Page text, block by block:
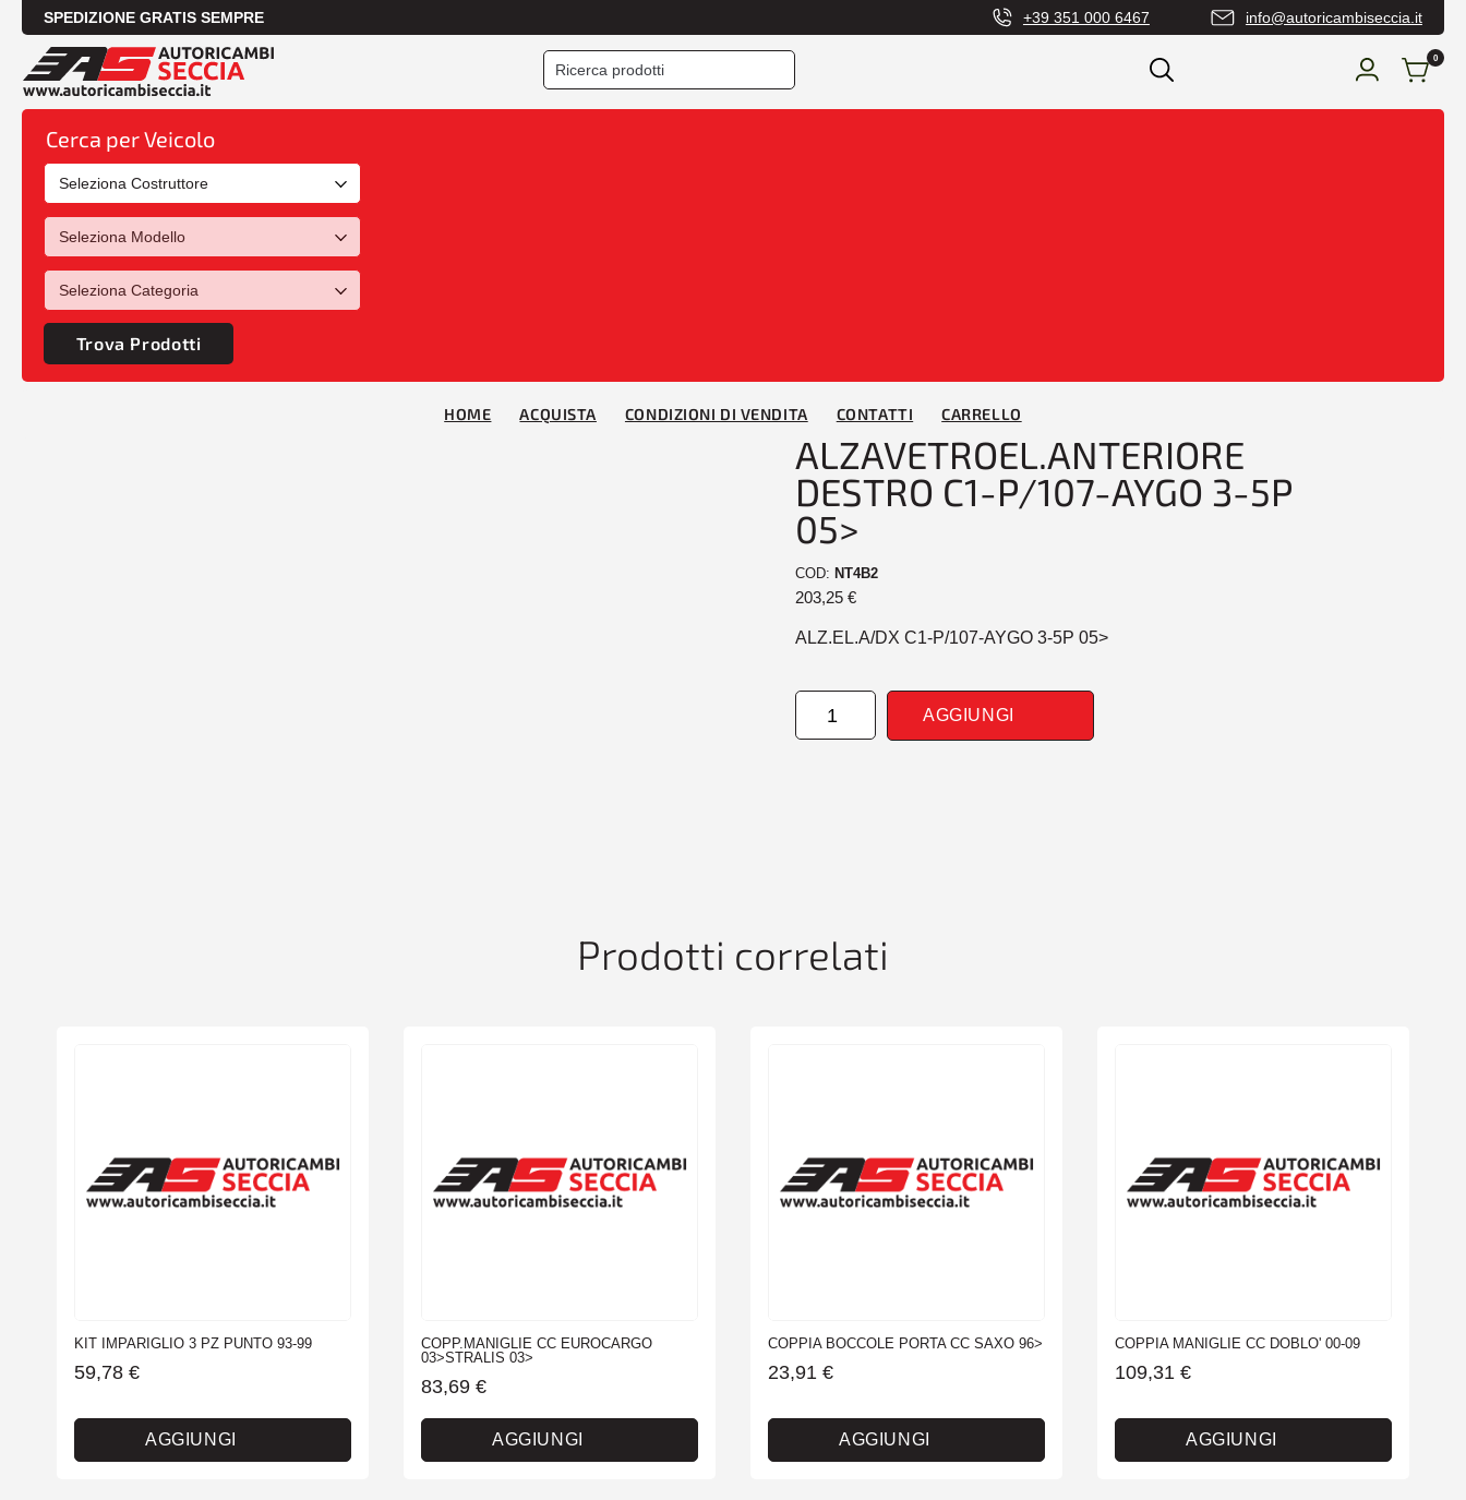
SPEDIZIONE GRATIS SEMPRE +39 351 000 6467 info@autoricambiseccia.it
0
Cerca per Veicolo
Trova Prodotti
HOME ACQUISTA CONDIZIONI DI VENDITA CONTATTI CARRELLO
3-5P 05>
ALZAVETROEL.ANTERIORE
DESTRO C1-P/107-AYGO 3-5P
05>
COD: NT4B2
203,25 €
ALZ.EL.A/DX C1-P/107-AYGO 3-5P 05>
ALZAVETROEL.ANTERIORE
DESTRO
AGGIUNGI
Prodotti correlati
KIT IMPARIGLIO 3 PZ PUNTO 93-99
59,78 €
AGGIUNGI
COPP.MANIGLIE CC EUROCARGO
03>STRALIS 03>
83,69 €
AGGIUNGI
COPPIA BOCCOLE PORTA CC SAXO 96>
23,91 €
AGGIUNGI
COPPIA MANIGLIE CC DOBLO' 00-09
109,31 €
AGGIUNGI